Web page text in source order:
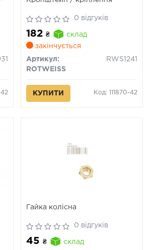
0 відгуків
182 ₴
склад
закінчується
Артикул:
RWS1241
ROTWEISS
КУПИТИ Код: 111870-42
Гайка колісна
0 відгуків
45 ₴ склад